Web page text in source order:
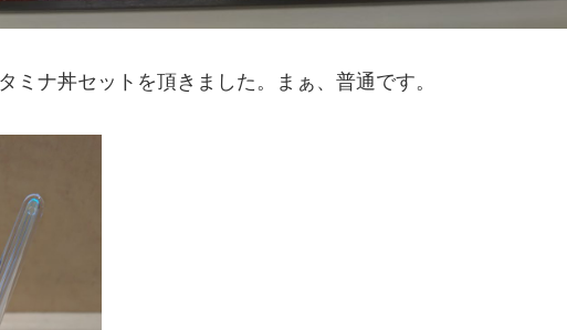
ミナ丼セットを頂きました。まぁ、普通です。